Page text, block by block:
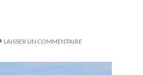
LAISSER UN COMMENTAIRE